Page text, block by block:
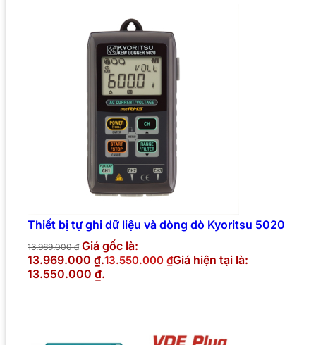
Thiết bị tự ghi dữ liệu và dòng dò Kyoritsu 5020
13.969.000₫ Giá gốc là:
13.969.000 ₫.13.550.000 ₫Giá hiện tại là:
13.550.000 ₫.